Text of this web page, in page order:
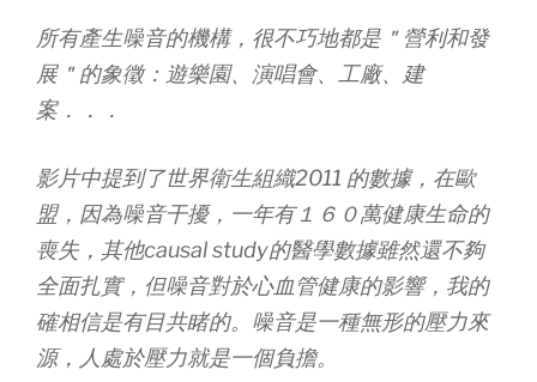
所有產生噪音的機構，很不巧地都是＂營利和發
展＂的象徵：遊樂園、演唱會、工廠、建
案．．．
影片中提到了世界衛生組織2011 的數據，在歐
盟，因為噪音干擾，一年有１６０萬健康生命的
喪失，其他causal study的醫學數據雖然還不夠
全面扎實，但噪音對於心血管健康的影響，我的
確相信是有目共睹的。噪音是一種無形的壓力來
源，人處於壓力就是一個負擔。